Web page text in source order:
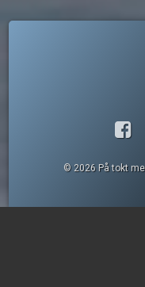
© 2026 På tokt